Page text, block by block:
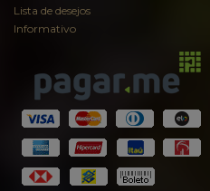
Lista de desejos
Informativo